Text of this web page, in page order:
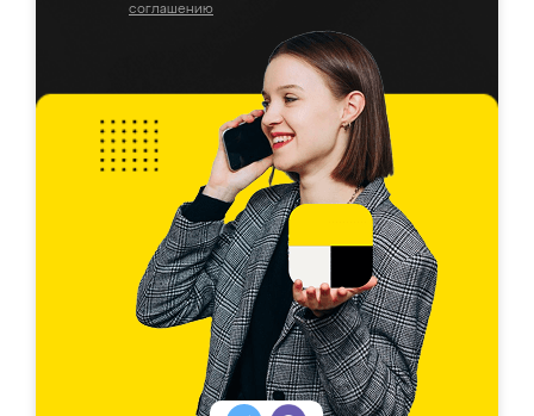
соглашению